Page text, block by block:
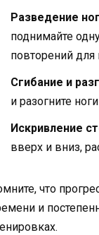
Разведение
поднимайте
повторений для
Сгибание и
и разогните
Искривление
вверх и вниз,
что
и